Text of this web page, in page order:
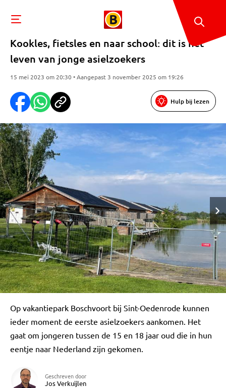
Kookles, fietsles en naar school: dit is het
leven van jonge asielzoekers
15 mei 2023 om 20:30 • Aangepast 3 november 2025 om 19:26
Hulp bij lezen
Op vakantiepark Boschvoort bij Sint-Oedenrode kunnen
ieder moment de eerste asielzoekers aankomen. Het
gaat om jongeren tussen de 15 en 18 jaar oud die in hun
eentje naar Nederland zijn gekomen.
Geschreven door
Jos Verkuijlen